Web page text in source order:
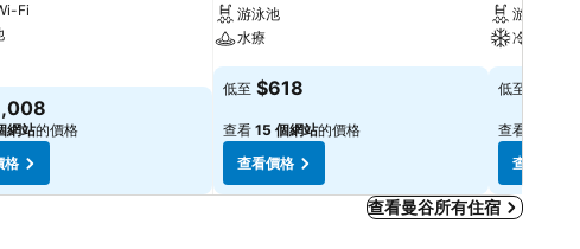
Fi
網站的價格
格
游泳池
水療
低至 $618
查看 15 個網站的價格
查看價格
游泳池
冷氣
低至
查看
查看價格
查看曼谷所有住宿